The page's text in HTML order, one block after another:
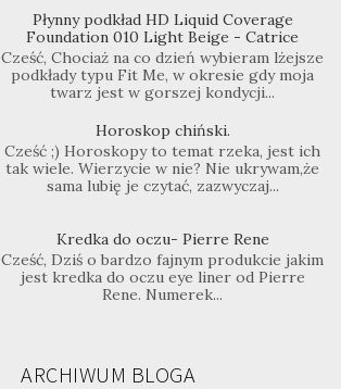
Płynny podkład HD Liquid Coverage
Foundation 010 Light Beige - Catrice
Cześć, Chociaż na co dzień wybieram lżejsze
podkłady typu Fit Me, w okresie gdy moja
twarz jest w gorszej kondycji...
Horoskop chiński.
Cześć ;) Horoskopy to temat rzeka, jest ich
tak wiele. Wierzycie w nie? Nie ukrywam,że
sama lubię je czytać, zazwyczaj...
Kredka do oczu- Pierre Rene
Cześć, Dziś o bardzo fajnym produkcie jakim
jest kredka do oczu eye liner od Pierre
Rene. Numerek...
ARCHIWUM BLOGA